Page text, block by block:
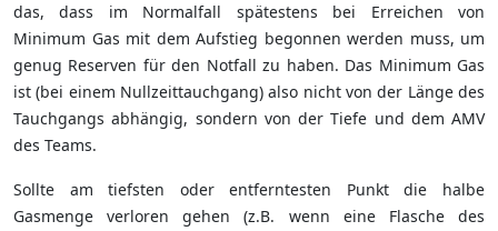
das, dass im Normalfall spätestens bei Erreichen von
Minimum Gas mit dem Aufstieg begonnen werden muss, um
genug Reserven für den Notfall zu haben. Das Minimum Gas
ist (bei einem Nullzeittauchgang) also nicht von der Länge des
Tauchgangs abhängig, sondern von der Tiefe und dem AMV
des Teams.
Sollte am tiefsten oder entferntesten Punkt die halbe
Gasmenge verloren gehen (z.B. wenn eine Flasche des